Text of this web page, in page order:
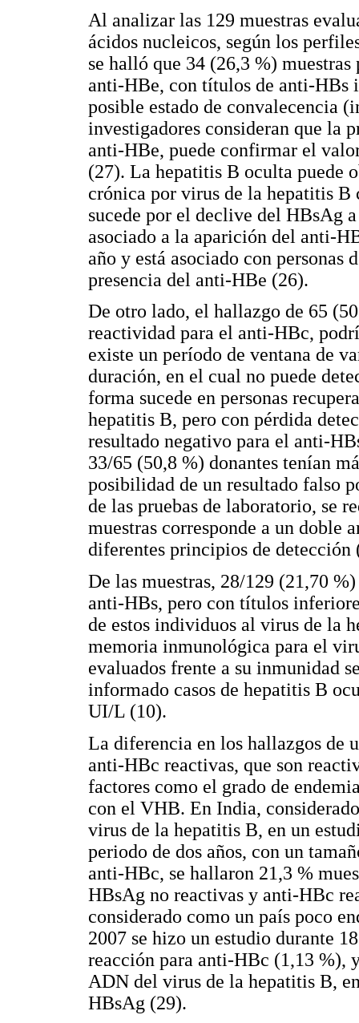
Al analizar las 129 muestras
ácidos nucleicos, según los
se halló que 34 (26,3 %)
anti-HBe, con títulos de anti-HBs
posible estado de convalecencia
investigadores consideran que la
anti-HBe, puede confirmar el
(27). La hepatitis B oculta puede
crónica por virus de la hepatitis
sucede por el declive del HBsAg
asociado a la aparición del anti-
año y está asociado con personas
presencia del anti-HBe (26).
De otro lado, el hallazgo de 65
reactividad para el anti-HBc,
existe un período de ventana de
duración, en el cual no puede
forma sucede en personas
hepatitis B, pero con pérdida
resultado negativo para el anti-
33/65 (50,8 %) donantes tenían
posibilidad de un resultado falso
de las pruebas de laboratorio, se
muestras corresponde a un doble
diferentes principios de detección
De las muestras, 28/129 (21,70
anti-HBs, pero con títulos
de estos individuos al virus de la
memoria inmunológica para el
evaluados frente a su inmunidad
informado casos de hepatitis B
UI/L (10).
La diferencia en los hallazgos de
anti-HBc reactivas, que son
factores como el grado de
con el VHB. En India,
virus de la hepatitis B, en un
periodo de dos años, con un
anti-HBc, se hallaron 21,3 %
HBsAg no reactivas y anti-HBc
considerado como un país poco
2007 se hizo un estudio durante
reacción para anti-HBc (1,13 %),
ADN del virus de la hepatitis B,
HBsAg (29).